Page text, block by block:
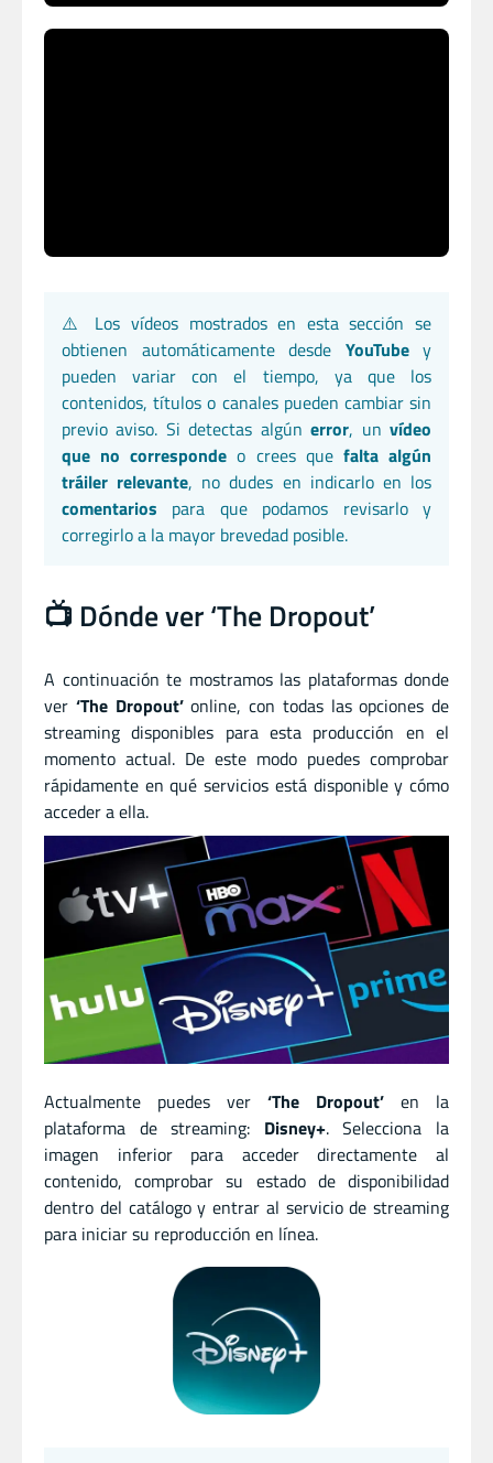
⚠️ Los vídeos mostrados en esta sección se
obtienen automáticamente desde YouTubey
pueden variar con el tiempo, ya que los
contenidos, títulos o canales pueden cambiar sin
previo aviso. Si detectas algúnerror, unvídeo
que no corresponde o crees que falta algún
tráiler relevante, no dudes en indicarlo en los
comentarios para que podamos revisarlo y
corregirlo a la mayor brevedad posible.
📺 Dónde ver ‘The Dropout’
A continuación te mostramos las plataformas donde
ver ‘The Dropout’online, con todas las opciones de
streaming disponibles para esta producción en el
momento actual. De este modo puedes comprobar
rápidamente en qué servicios está disponible y cómo
acceder a ella.
Actualmente puedes ver ‘The Dropout’ en la
plataforma de streaming: Disney+. Selecciona la
imagen inferior para acceder directamente al
contenido, comprobar su estado de disponibilidad
dentro del catálogo y entrar al servicio de streaming
para iniciar su reproducción en línea.